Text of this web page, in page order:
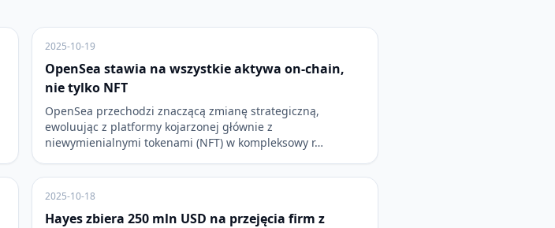
2025-10-19
OpenSea stawia na wszystkie aktywa on-chain,
nie tylko NFT
OpenSea przechodzi znaczącą zmianę strategiczną,
ewoluując z platformy kojarzonej głównie z
niewymienialnymi tokenami (NFT) w kompleksowy r…
2025-10-18
Hayes zbiera 250 mln USD na przejęcia firm z